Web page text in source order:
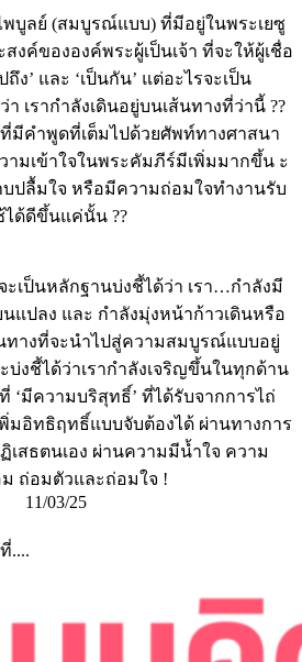
พบูลย์ (สมบูรณ์แบบ) ที่มีอยู่ในพระเยซู
งค์ขององค์พระผู้เป็นเจ้า ที่จะให้ผู้เชื่อ
ง’ และ ‘เป็นกัน’ แต่อะไรจะเป็น
เรากำลังเดินอยู่บนเส้นทางที่ว่านี้ ??
มีคำพูดที่เต็มไปด้วยศัพท์ทางศาสนา
ามเข้าใจในพระคัมภีร์มีเพิ่มมากขึ้น ะ
ปลื้มใจ หรือมีความถ่อมใจทำงานรับ
ได้ดีขึ้นแค่นั้น ??
ะเป็นหลักฐานบ่งชี้ได้ว่า เรา…กำลังมี
นแปลง และ กำลังมุ่งหน้าก้าวเดินหรือ
ทางที่จะนำไปสู่ความสมบูรณ์แบบอยู่
งชี้ได้ว่าเรากำลังเจริญขึ้นในทุกด้าน
‘มีความบริสุทธิ์’ ที่ได้รับจากการไถ่
มอิทธิฤทธิ์แบบจับต้องได้ ผ่านทางการ
เสธตนเอง ผ่านความมีน้ำใจ ความ
ถ่อมตัวและถ่อมใจ !
11/03/25
....